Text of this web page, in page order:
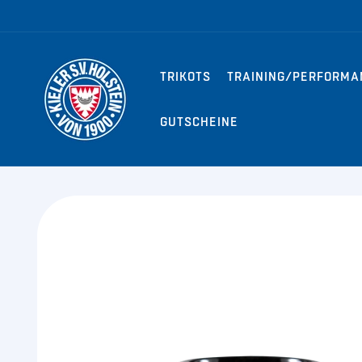
TRIKOTS TRAINING/
GUTSCHEINE